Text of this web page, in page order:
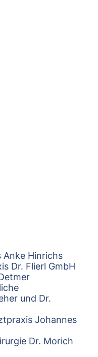
Hinrichs
Dr. Flierl GmbH
und Dr.
Johannes
Dr. Morich